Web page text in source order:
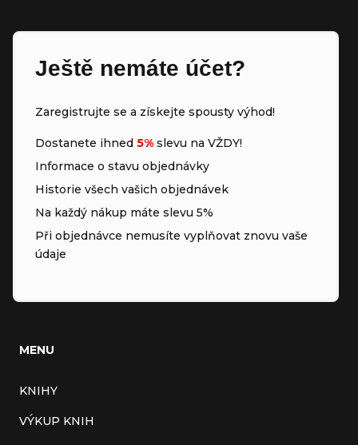
Ještě nemáte účet?
Zaregistrujte se a získejte spousty výhod!
Dostanete ihned 5% slevu na VŽDY!
Informace o stavu objednávky
Historie všech vašich objednávek
Na každý nákup máte slevu 5%
Při objednávce nemusíte vyplňovat znovu vaše
údaje
MENU
KNIHY
VÝKUP KNIH